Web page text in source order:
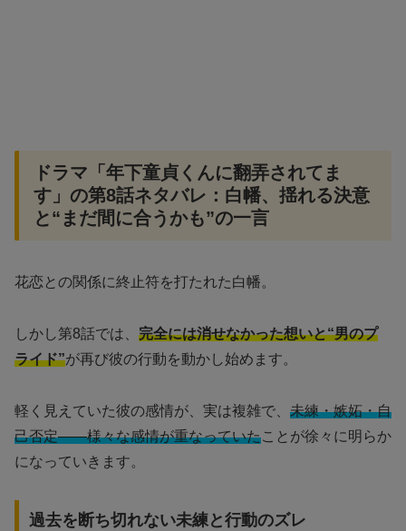
ドラマ「年下童貞くんに翻弄されてま
す」の第8話ネタバレ：白幡、揺れる決意
と“まだ間に合うかも”の一言
花恋との関係に終止符を打たれた白幡。
しかし第8話では、 完全には消せなかった想いと“男のプ
ライド”が再び彼の行動を動かし始めます。
軽く見えていた彼の感情が、実は複雑で、 未練・嫉妬・自
己否定――様々な感情が重なっていたことが徐々に明らか
になっていきます。
過去を断ち切れない未練と行動のズレ